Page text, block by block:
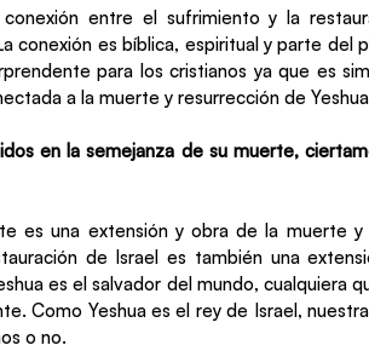
conexión entre el sufrimiento y la
conexión es bíblica, espiritual y parte del
para los cristianos ya que es
a la muerte y resurrección de
en la semejanza de su muerte,
es una extensión y obra de la muerte y
de Israel es también una
es el salvador del mundo, cualquiera
Como Yeshua es el rey de Israel,
o no.